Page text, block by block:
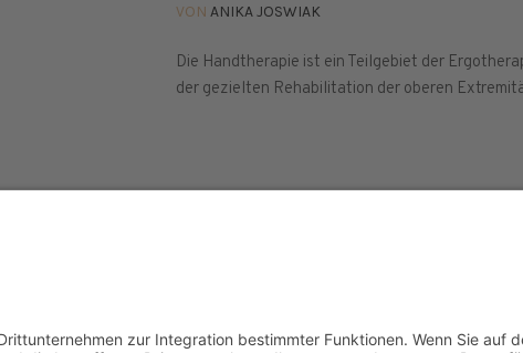
VON ANIKA JOSWIAK
Die Handtherapie ist ein Teilgebiet der
der gezielten Rehabilitation der oberen